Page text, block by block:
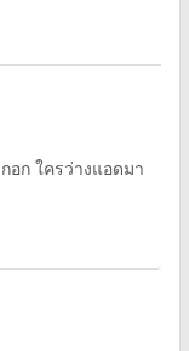
อก ใครว่างแอดมา